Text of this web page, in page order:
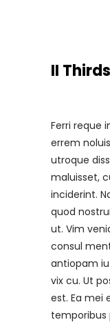
II
Ferri reque
errem
utroque
maluisset,
inciderint.
quod
ut. Vim
consul
antiopam
vix cu. Ut
est. Ea mei
temporibus